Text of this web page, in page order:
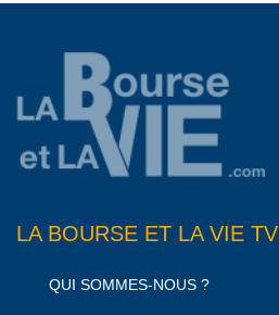
LA BOURSE ET LA VIE TV
QUI SOMMES-NOUS ?